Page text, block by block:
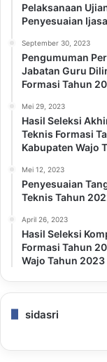
Pelaksanaan
Penyesuaian
September 30, 2023
Pengumuman
Jabatan Guru
Formasi Tahun
Mei 29, 2023
Hasil Seleksi
Teknis Formasi
Kabupaten Wajo
Mei 12, 2023
Penyesuaian
Teknis Tahun
April 26, 2023
Hasil Seleksi
Formasi Tahun
Wajo Tahun 2023
sidasri